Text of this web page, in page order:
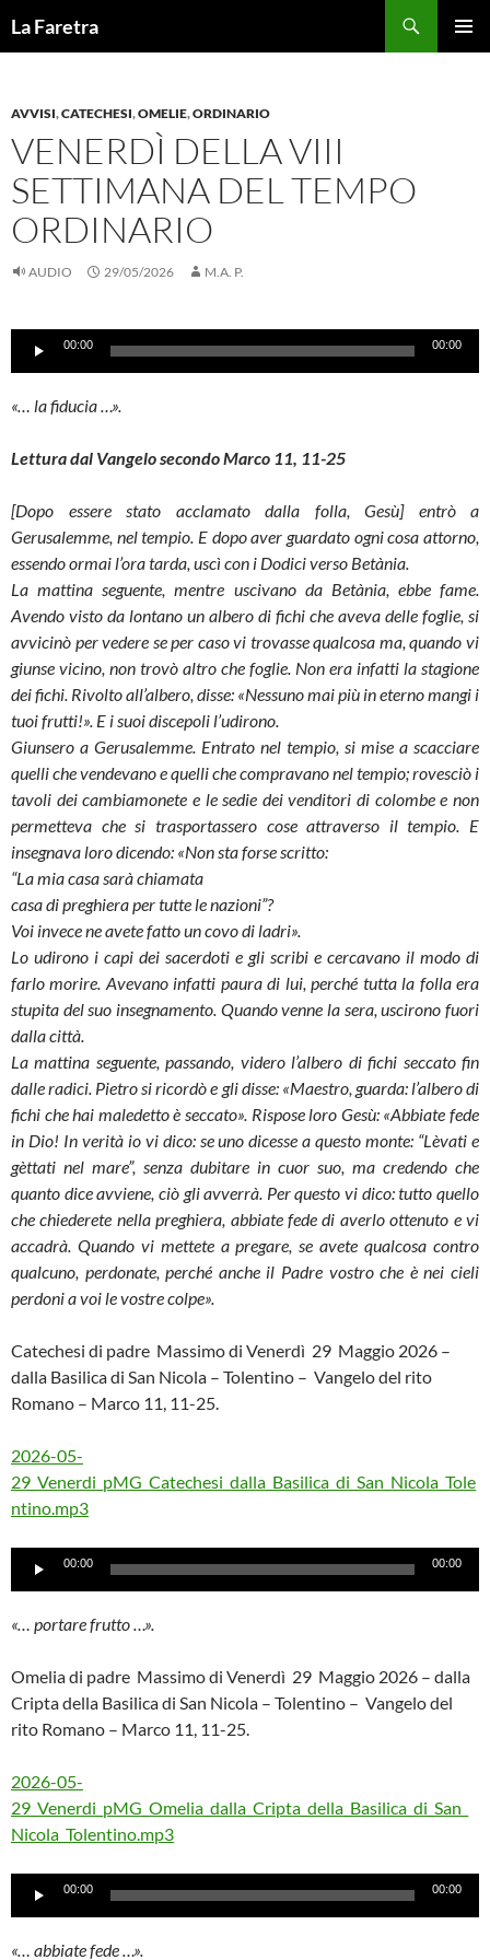
La Faretra
AVVISI,CATECHESI,OMELIE,ORDINARIO
VENERDÌ DELLA VIII
SETTIMANA DEL TEMPO
ORDINARIO
AUDIO 29/05/2026 M.A. P.
Audio
00:00 00:00
«… la fiducia …».
Lettura dal Vangelo secondo Marco 11, 11-25
[Dopo essere stato acclamato dalla folla, Gesù] entrò a
Gerusalemme, nel tempio. E dopo aver guardato ogni cosa attorno,
essendo ormai l’ora tarda, uscì con i Dodici verso Betània.
La mattina seguente, mentre uscivano da Betània, ebbe fame.
Avendo visto da lontano un albero di fichi che aveva delle foglie, si
avvicinò per vedere se per caso vi trovasse qualcosa ma, quando vi
giunse vicino, non trovò altro che foglie. Non era infatti la stagione
dei fichi. Rivolto all’albero, disse: «Nessuno mai più in eterno mangi i
tuoi frutti!». E i suoi discepoli l’udirono.
Giunsero a Gerusalemme. Entrato nel tempio, si mise a scacciare
quelli che vendevano e quelli che compravano nel tempio; rovesciò i
tavoli dei cambiamonete e le sedie dei venditori di colombe e non
permetteva che si trasportassero cose attraverso il tempio. E
insegnava loro dicendo: «Non sta forse scritto:
“La mia casa sarà chiamata
casa di preghiera per tutte le nazioni”?
Voi invece ne avete fatto un covo di ladri».
Lo udirono i capi dei sacerdoti e gli scribi e cercavano il modo di
farlo morire. Avevano infatti paura di lui, perché tutta la folla era
stupita del suo insegnamento. Quando venne la sera, uscirono fuori
dalla città.
La mattina seguente, passando, videro l’albero di fichi seccato fin
dalle radici. Pietro si ricordò e gli disse: «Maestro, guarda: l’albero di
fichi che hai maledetto è seccato». Rispose loro Gesù: «Abbiate fede
in Dio! In verità io vi dico: se uno dicesse a questo monte: “Lèvati e
gèttati nel mare”, senza dubitare in cuor suo, ma credendo che
quanto dice avviene, ciò gli avverrà. Per questo vi dico: tutto quello
che chiederete nella preghiera, abbiate fede di averlo ottenuto e vi
accadrà. Quando vi mettete a pregare, se avete qualcosa contro
qualcuno, perdonate, perché anche il Padre vostro che è nei cieli
perdoni a voi le vostre colpe».
Catechesi di padre Massimo di Venerdì 29 Maggio 2026 –
dalla Basilica di San Nicola – Tolentino – Vangelo del rito
Romano – Marco 11, 11-25.
2026-05-
29_Venerdi_pMG_Catechesi_dalla_Basilica_di_San_Nicola_Tole
ntino.mp3
Audio
00:00 00:00
«… portare frutto …».
Omelia di padre Massimo di Venerdì 29 Maggio 2026 – dalla
Cripta della Basilica di San Nicola – Tolentino – Vangelo del
rito Romano – Marco 11, 11-25.
2026-05-
29_Venerdi_pMG_Omelia_dalla_Cripta_della_Basilica_di_San_
Nicola_Tolentino.mp3
Audio
00:00 00:00
«… abbiate fede …».